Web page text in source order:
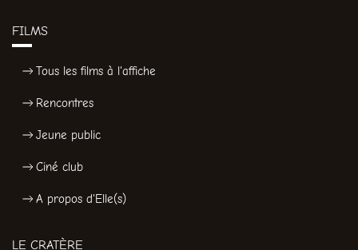
FILMS
Tous les films à l'affiche
Rencontres
Jeune public
Ciné club
A propos d'Elle(s)
LE CRATÈRE